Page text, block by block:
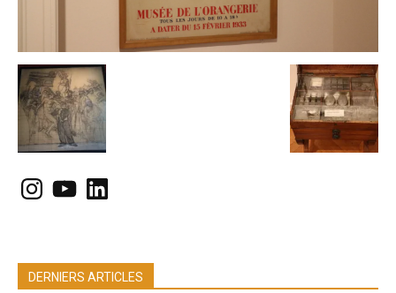
Instagram
YouTubeLinkedIn
DERNIERS ARTICLES